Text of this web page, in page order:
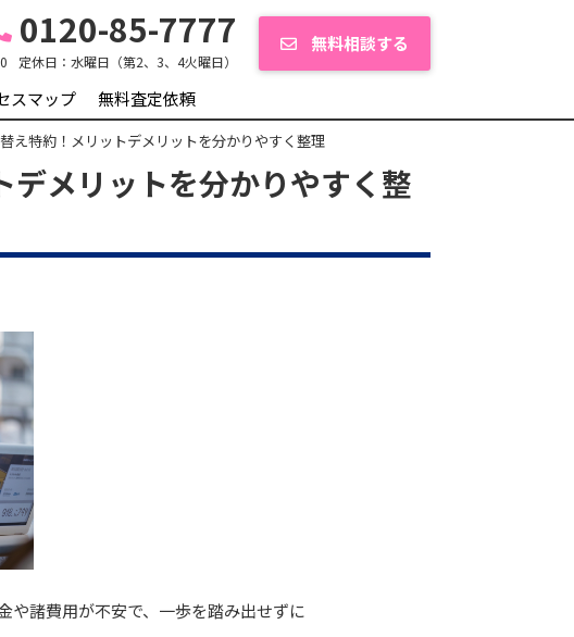
0120-85-7777
定休日： 水曜日（第2、3、4火曜日）
無料相談する
スマップ 無料査定依頼
え特約！メリットデメリットを分かりやすく整理
メリットを分かりやすく整
や諸費用が不安で、一歩を踏み出せずに